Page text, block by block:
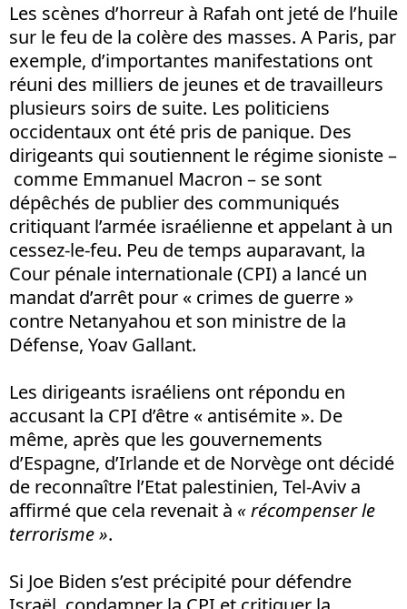
Les scènes d’horreur à Rafah ont jeté de l’huile
sur le feu de la colère des masses. A Paris, par
exemple, d’importantes manifestations ont
réuni des milliers de jeunes et de travailleurs
plusieurs soirs de suite. Les politiciens
occidentaux ont été pris de panique. Des
dirigeants qui soutiennent le régime sioniste –
comme Emmanuel Macron – se sont
dépêchés de publier des communiqués
critiquant l’armée israélienne et appelant à un
cessez-le-feu. Peu de temps auparavant, la
Cour pénale internationale (CPI) a lancé un
mandat d’arrêt pour « crimes de guerre »
contre Netanyahou et son ministre de la
Défense, Yoav Gallant.
Les dirigeants israéliens ont répondu en
accusant la CPI d’être « antisémite ». De
même, après que les gouvernements
d’Espagne, d’Irlande et de Norvège ont décidé
de reconnaître l’Etat palestinien, Tel-Aviv a
affirmé que cela revenait à « récompenser le
terrorisme ».
Si Joe Biden s’est précipité pour défendre